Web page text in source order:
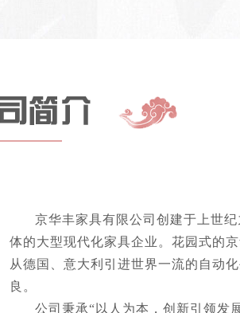
京华丰家具有限公司创建于上世
体的大型现代化家具企业。花园式的
从德国、意大利引进世界一流的自动
良。
公司秉承“以人为本，创新引领发